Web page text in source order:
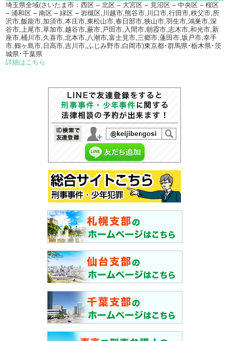
埼玉県全域(さいたま市：西区 – 北区 – 大宮区 – 見沼区 – 中央区 – 桜区
– 浦和区 – 南区 – 緑区 – 岩槻区,川越市,熊谷市,川口市,行田市,秩父市,所
沢市,飯能市,加須市,本庄市,東松山市,春日部市,狭山市,羽生市,鴻巣市,深
谷市,上尾市,草加市,越谷市,蕨市,戸田市,入間市,朝霞市,志木市,和光市,新
座市,桶川市,久喜市,北本市,八潮市,富士見市,三郷市,蓮田市,坂戸市,幸手
市,鶴ヶ島市,日高市,吉川市,ふじみ野市,白岡市)東京都･群馬県･栃木県･茨
城県･千葉県
詳細はこちら